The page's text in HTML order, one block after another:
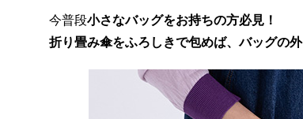
今普段小さなバッグをお持ちの方必見！
折り畳み傘をふろしきで包めば、バッグの